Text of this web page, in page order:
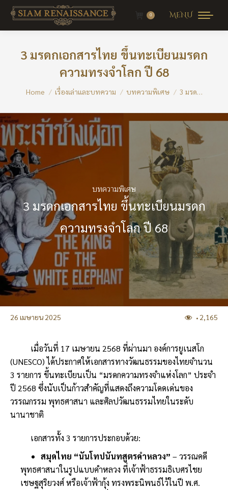
MENU
0
3 มรดกเอกสารไทย ขึ้นทะเบียนมรดก
ความทรงจำโลก ปี 68
You are here:
Home เรื่องเล่าและบทความ บทความพิเศษ 3 มรด…
บทความพิเศษ
3 มรดกเอกสารไทย ขึ้นทะเบียนมรดก
ความทรงจำโลก ปี 68
เมื่อวันที่ 17 เมษายน 2568 ที่ผ่านมา องค์การยูเนสโก
(UNESCO) ได้ประกาศให้เอกสารทางวัฒนธรรมของไทยจำนวน
3 รายการ ขึ้นทะเบียนเป็น “มรดกความทรงจำแห่งโลก” ประจำ
ปี 2568 ซึ่งนับเป็นก้าวสำคัญที่แสดงถึงความโดดเด่นของ
วรรณกรรม พุทธศาสนา และศิลปวัฒนธรรมไทยในระดับ
นานาชาติ
เอกสารทั้ง 3 รายการประกอบด้วย:
สมุดไทย “นันโทปนันทสูตรคำหลวง” – วรรณคดี
พุทธศาสนาในรูปแบบคำหลวง ที่เจ้าฟ้าธรรมธิเบศรไชย
เชษฐสุริยวงศ์ หรือเจ้าฟ้ากุ้ง ทรงพระนิพนธ์ไว้ในปี พ.ศ.
2,165
26 เมษายน 2025